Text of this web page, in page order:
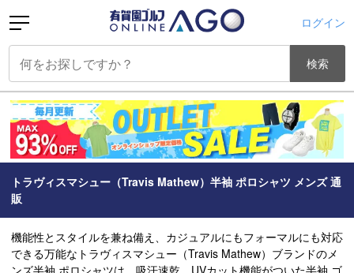
ログイン
検索
トラヴィスマシュー（Travis Mathew）半袖 ポロシャツ メンズ 通
販
機能性とスタイルを兼ね備え、カジュアルにもフォーマルにも対応
できる万能なトラヴィスマシュー（Travis Mathew）ブランドのメ
ンズ半袖 ポロシャツは、吸汗速乾、UVカット機能がついた半袖 ゴ